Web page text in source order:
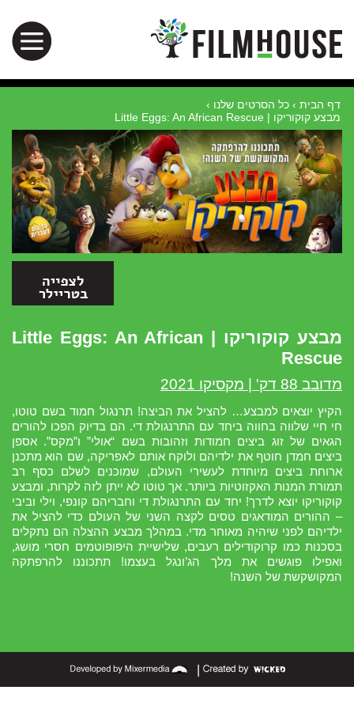
דף הבית › כל הסרטים שלנו ›
מבצע קוקוריקו | Little Eggs: An African Rescue
מבצע קוקוריקו | Little Eggs: An African
Rescue
מדובב 88 דק' | מקסיקו 2021
הקיץ יוצאים למבצע… להציל את הביצה! תרנגול חמוד בשם טוטו,
חי חיי שלווה בחווה ביחד עם התרנגולת די. הם בדיוק הפכו להורים
הגאים של זוג ביצים חמודות וזהובות בשם “אולי” ו”מקס”. אספן
ביצים חמדן חוטף את ילדיהם ולוקח אותם לאפריקה, שם הוא מתכנן
ארוחת ביצים מיוחדת לעשירי העולם, שמוכנים לשלם כסף רב
תמורת המנות האקזוטיות ביותר. אך טוטו לא ייתן לזה לקרות, ומבצע
קוקוריקו יוצא לדרך! יחד עם התרנגולת די וחבריהם קונפי, וילי וביבי
– ההורים המודאגים טסים לקצה השני של העולם כדי להציל את
ילדיהם לפני שיהיה מאוחר מדי. במהלך מבצע ההצלה הם נתקלים
בסכנות כמו קרוקודילים רעבים, שלישיית היפופוטמים חסרי מושג,
ואפילו פוגשים את מלך הג’ונגל בעצמו! תתכוננו להרפתקה
המקושקשת של השנה!